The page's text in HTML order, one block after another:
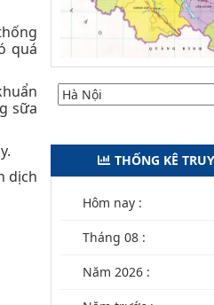
quá
sữa
dịch
THỐNG KÊ
Hôm nay :
Tháng 08 :
Năm 2026 :